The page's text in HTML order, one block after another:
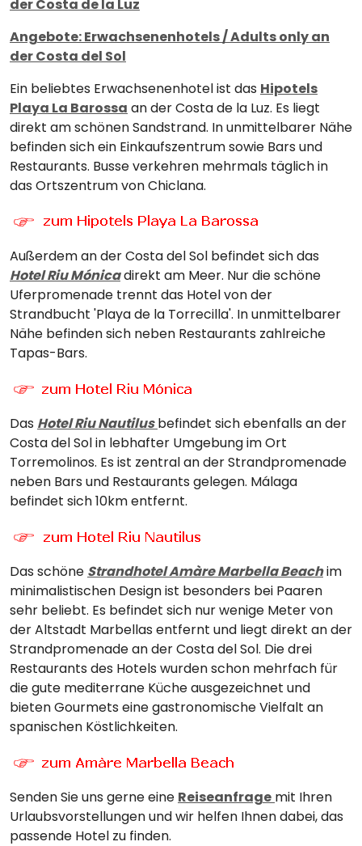
der Costa de la Luz
Angebote: Erwachsenenhotels / Adults only an
der Costa del Sol
Ein beliebtes Erwachsenenhotel ist das Hipotels
Playa La Barossa an der Costa de la Luz. Es liegt
direkt am schönen Sandstrand. In unmittelbarer Nähe
befinden sich ein Einkaufszentrum sowie Bars und
Restaurants. Busse verkehren mehrmals täglich in
das Ortszentrum von Chiclana.
Außerdem an der Costa del Sol befindet sich das
Hotel Riu Mónicadirekt am Meer. Nur die schöne
Uferpromenade trennt das Hotel von der
Strandbucht 'Playa de la Torrecilla'. In unmittelbarer
Nähe befinden sich neben Restaurants zahlreiche
Tapas-Bars.
Das Hotel Riu Nautilus befindet sich ebenfalls an der
Costa del Sol in lebhafter Umgebung im Ort
Torremolinos. Es ist zentral an der Strandpromenade
neben Bars und Restaurants gelegen. Málaga
befindet sich 10km entfernt.
Das schöne Strandhotel Amàre Marbella Beachim
minimalistischen Design ist besonders bei Paaren
sehr beliebt. Es befindet sich nur wenige Meter von
der Altstadt Marbellas entfernt und liegt direkt an der
Strandpromenade an der Costa del Sol. Die drei
Restaurants des Hotels wurden schon mehrfach für
die gute mediterrane Küche ausgezeichnet und
bieten Gourmets eine gastronomische Vielfalt an
spanischen Köstlichkeiten.
Senden Sie uns gerne eine Reiseanfrage mit Ihren
Urlaubsvorstellungen und wir helfen Ihnen dabei, das
passende Hotel zu finden.